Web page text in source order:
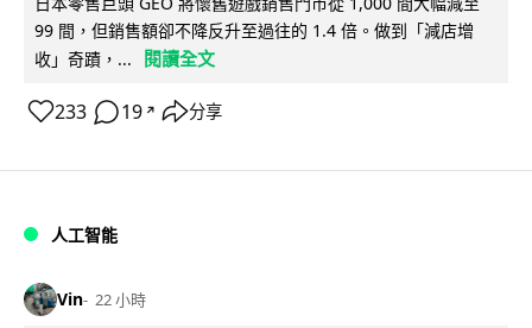
99 間，但銷售額卻不降反升至過往的 1.4 倍。做到「減店增
收」奇蹟，...
閱讀全文
233 19 ↗ 分享
人工智能
Vin 22 小時